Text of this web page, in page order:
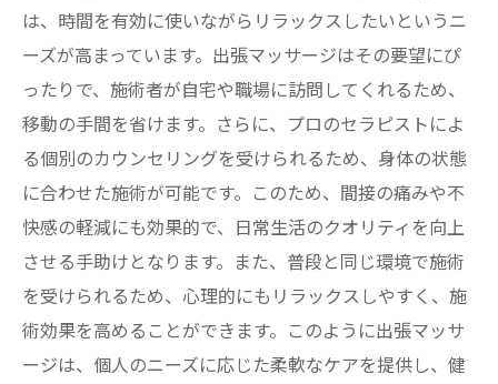
は、時間を有効に使いながらリラックスしたいというニ
ーズが高まっています。出張マッサージはその要望にぴ
ったりで、施術者が自宅や職場に訪問してくれるため、
移動の手間を省けます。さらに、プロのセラピストによ
る個別のカウンセリングを受けられるため、身体の状態
に合わせた施術が可能です。このため、間接の痛みや不
快感の軽減にも効果的で、日常生活のクオリティを向上
させる手助けとなります。また、普段と同じ環境で施術
を受けられるため、心理的にもリラックスしやすく、施
術効果を高めることができます。このように出張マッサ
ージは、個人のニーズに応じた柔軟なケアを提供し、健